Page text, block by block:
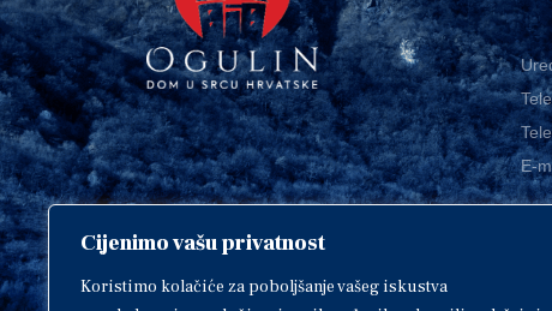
Cijenimo vašu privatnost
Koristimo kolačiće za poboljšanje vašeg iskustva
Copyright © 2018. Grad Ogulin,
sva prava pridržana.
E-